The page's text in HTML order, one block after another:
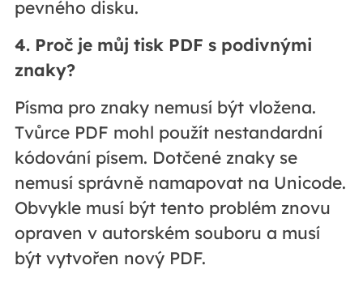
pevného disku.
4. Proč je můj tisk PDF s podivnými
znaky?
Písma pro znaky nemusí být vložena.
Tvůrce PDF mohl použít nestandardní
kódování písem. Dotčené znaky se
nemusí správně namapovat na Unicode.
Obvykle musí být tento problém znovu
opraven v autorském souboru a musí
být vytvořen nový PDF.